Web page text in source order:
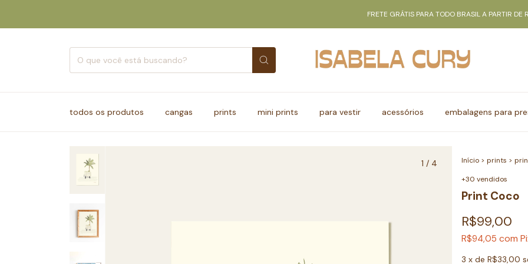
FRETE GRÁTIS PARA TODO BRASIL A PARTIR DE R$350
todos os produtos cangas prints mini prints para vestir acessórios embalagens para
1 / 4 Início > prints >
+30 vendidos
Print Coco
R$99,00
R$94,05 com
3 x de R$33,00